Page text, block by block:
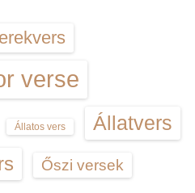
verse
Állatos vers Állatvers
Őszi versek